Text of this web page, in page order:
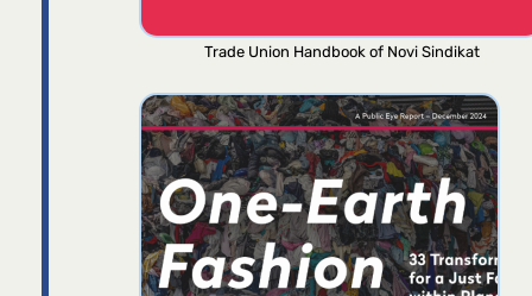
Trade Union Handbook of Novi Sindikat